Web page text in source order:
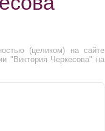
(целиком) на сайте
"Виктория Черкесова" на